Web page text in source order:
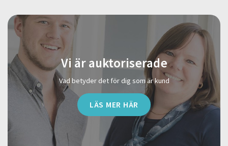
Vi är auktoriserade
Vad betyder det för dig som är kund
LÄS MER HÄR